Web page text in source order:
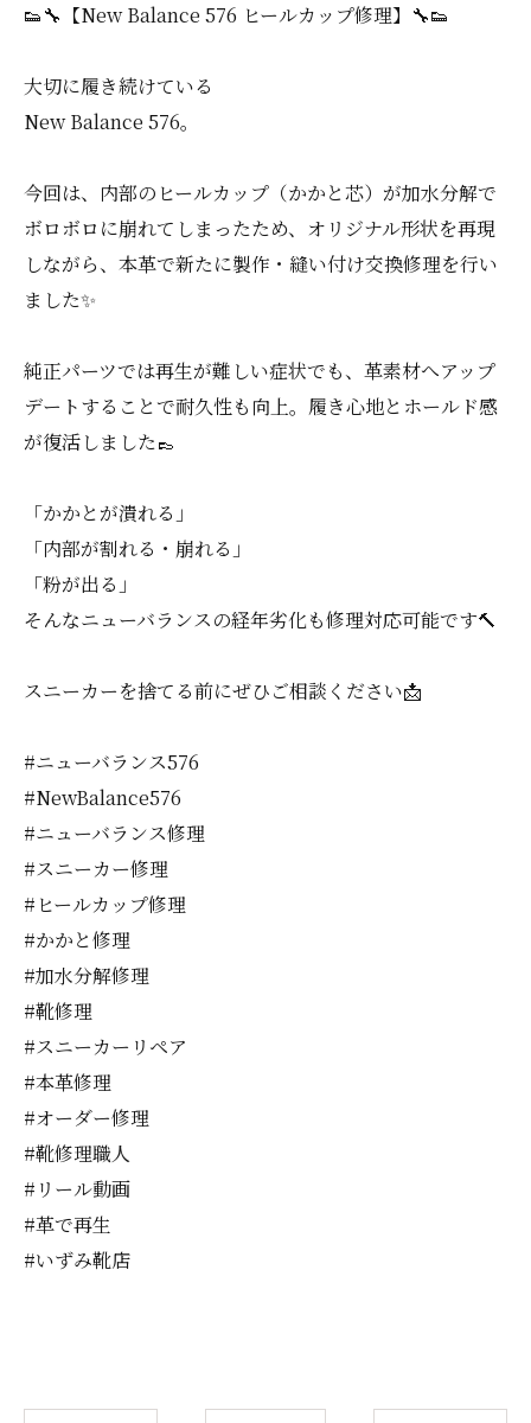
👟🔧【New Balance 576 ヒールカップ修理】🔧👟
大切に履き続けている
New Balance 576。
今回は、内部のヒールカップ（かかと芯）が加水分解で
ボロボロに崩れてしまったため、オリジナル形状を再現
しながら、本革で新たに製作・縫い付け交換修理を行い
ました✨
純正パーツでは再生が難しい症状でも、革素材へアップ
デートすることで耐久性も向上。履き心地とホールド感
が復活しました👞
「かかとが潰れる」
「内部が割れる・崩れる」
「粉が出る」
そんなニューバランスの経年劣化も修理対応可能です🔨
スニーカーを捨てる前にぜひご相談ください📩
#ニューバランス576
#NewBalance576
#ニューバランス修理
#スニーカー修理
#ヒールカップ修理
#かかと修理
#加水分解修理
#靴修理
#スニーカーリペア
#本革修理
#オーダー修理
#靴修理職人
#リール動画
#革で再生
#いずみ靴店